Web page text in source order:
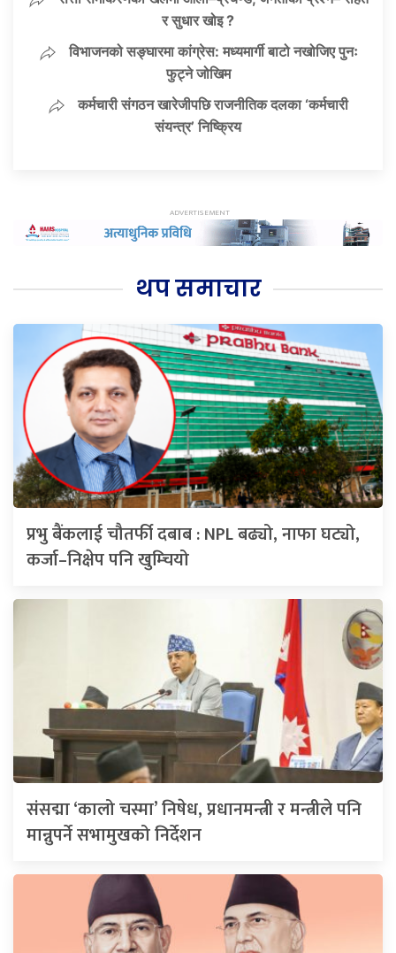
र सुधार खोइ ?
विभाजनको सङ्घारमा कांग्रेस: मध्यमार्गी बाटो नखोजिए पुनः
फुट्ने जोखिम
कर्मचारी संगठन खारेजीपछि राजनीतिक दलका ‘कर्मचारी
संयन्त्र’ निष्क्रिय
थप समाचार
प्रभु बैंकलाई चौतर्फी दबाब : NPL बढ्यो, नाफा घट्यो,
कर्जा–निक्षेप पनि खुम्चियो
संसद्मा ‘कालो चस्मा’ निषेध, प्रधानमन्त्री र मन्त्रीले पनि
मान्नुपर्ने सभामुखको निर्देशन